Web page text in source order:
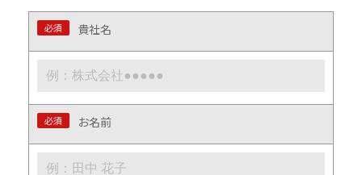
必須 貴社名
必須 お名前